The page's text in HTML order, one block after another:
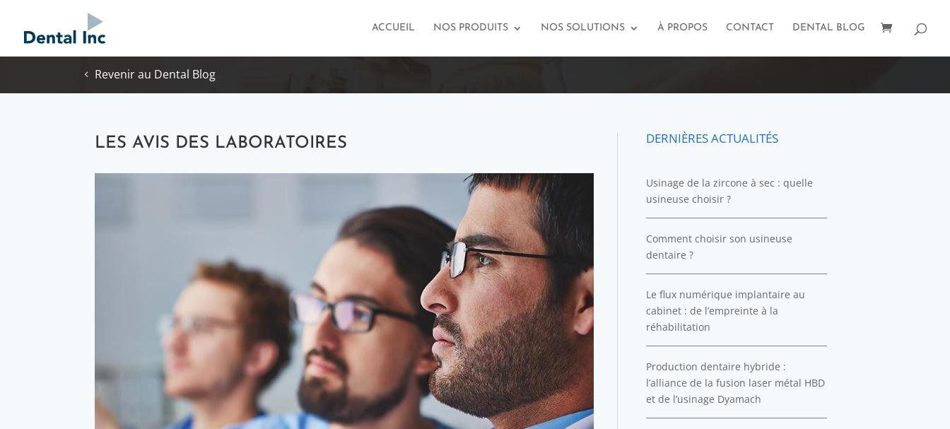
ACCUEIL NOS PRODUITS NOS SOLUTIONS À PROPOS CONTACT DENTAL BLOG
Revenir au Dental Blog
LES AVIS DES LABORATOIRES DERNIÈRES ACTUALITÉS
Usinage de la zircone à sec : quelle
usineuse choisir ?
Comment choisir son usineuse
dentaire ?
Le flux numérique implantaire au
cabinet : de l’empreinte à la
réhabilitation
Production dentaire hybride :
l’alliance de la fusion laser métal HBD
et de l’usinage Dyamach